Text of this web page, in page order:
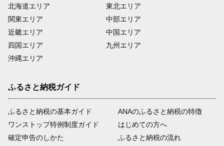
北海道エリア
関東エリア
近畿エリア
四国エリア
沖縄エリア
東北エリア
中部エリア
中国エリア
九州エリア
ふるさと納税ガイド
ふるさと納税の基本ガイド
ワンストップ特例制度ガイド
確定申告のしかた
ANAのふるさと納税の特徴
はじめての方へ
ふるさと納税の流れ